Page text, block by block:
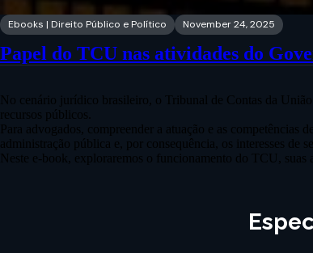
Ebooks | Direito Público e Político November 24, 2025
Papel do TCU nas atividades do
No cenário jurídico brasileiro, o Tribunal de Contas da
recursos públicos.
Para advogados, compreender a atuação e as competências
administração pública e, por consequência, os interesses de
Neste e-book, exploraremos o funcionamento do TCU, suas